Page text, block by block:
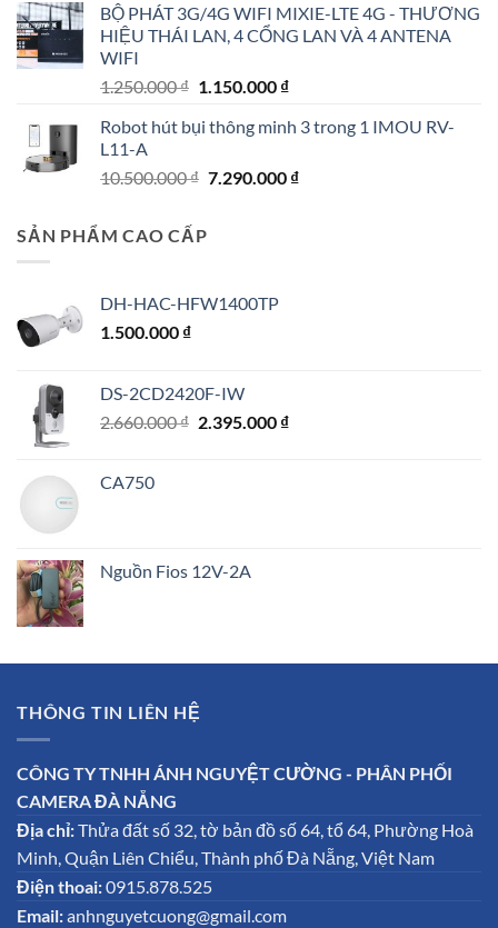
là:
8.900.000 ₫.
tại
là:
BỘ PHÁT 3G/4G WIFI MIXIE-LTE 4G - THƯƠNG
HIỆU THÁI LAN, 4 CỔNG LAN VÀ 4 ANTENA
WIFI
1.250.000₫ Giá
là:
1.150.000 ₫Giá
tại
1.150.000 ₫.
Robot hút bụi thông minh 3 trong 1 IMOU RV-
L11-A
10.500.000₫ Giá
7.290.000 ₫Giá
SẢN PHẨM CAO CẤP
DH-HAC-HFW1400TP
1.500.000 ₫
DS-2CD2420F-IW
2.660.000₫ Giá
2.395.000 ₫Giá
CA750
Nguồn Fios 12V-2A
THÔNG TIN LIÊN HỆ
CÔNG TY TNHH ÁNH NGUYỆT CƯỜNG - PHÂN PHỐI
CAMERA ĐÀ NẴNG
Địa chỉ:Thửa đất số 32, tờ bản đồ số 64, tổ 64, Phường Hoà
Minh, Quận Liên Chiểu, Thành phố Đà Nẵng, Việt Nam
Điện thoai:0915.878.525
Email:anhnguyetcuong@gmail.com